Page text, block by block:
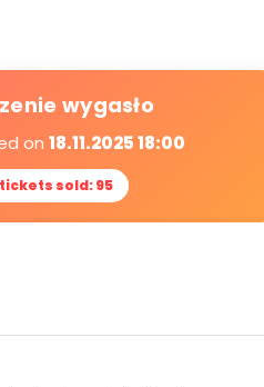
wygasło
on 18.11.2025 18:00
sold: 95